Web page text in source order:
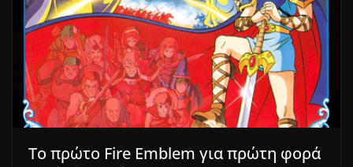
Το πρώτο Fire Emblem για πρώτη φορά